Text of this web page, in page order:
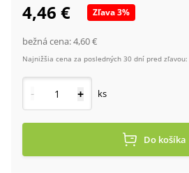
4,46 € Zľava3%
bežná cena:4,60 €
Najnižšia cena za posledných 30 dní pred zľavou:
- + ks
Do košíka